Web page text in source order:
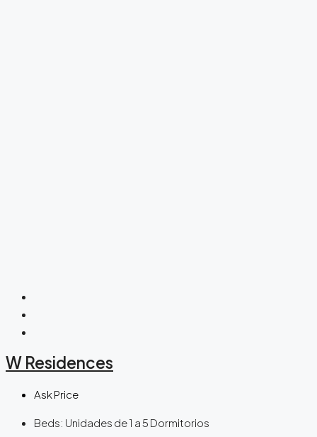
W Residences
Ask Price
Beds: Unidades de 1 a 5 Dormitorios